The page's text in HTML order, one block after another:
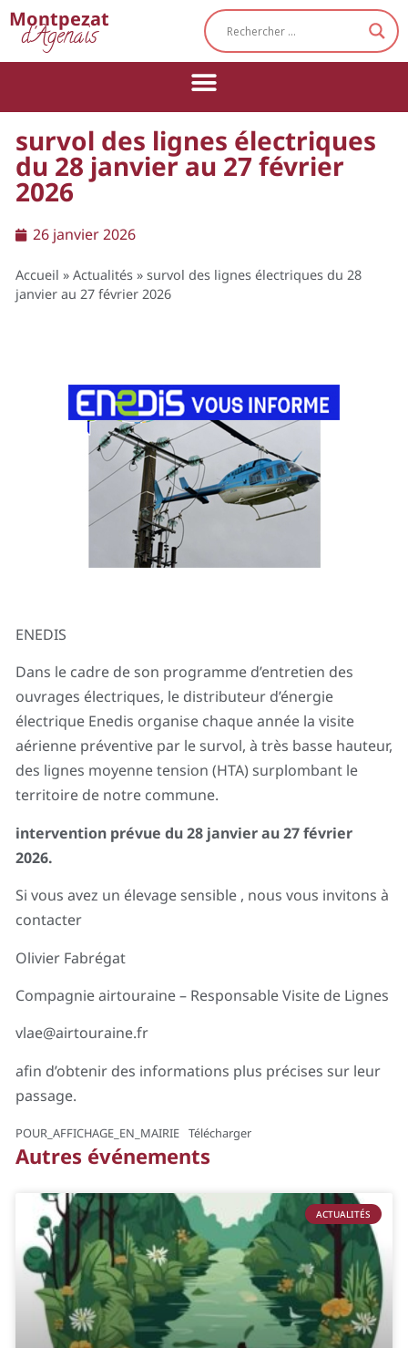
Montpezat
d'Agenais
survol des lignes électriques
du 28 janvier au 27 février
2026
26 janvier 2026
Accueil » Actualités » survol des lignes électriques du 28
janvier au 27 février 2026
ENEDIS
Dans le cadre de son programme d’entretien des
ouvrages électriques, le distributeur d’énergie
électrique Enedis organise chaque année la visite
aérienne préventive par le survol, à très basse hauteur,
des lignes moyenne tension (HTA) surplombant le
territoire de notre commune.
intervention prévue du 28 janvier au 27 février
2026.
Si vous avez un élevage sensible , nous vous invitons à
contacter
Olivier Fabrégat
Compagnie airtouraine – Responsable Visite de Lignes
vlae@airtouraine.fr
afin d’obtenir des informations plus précises sur leur
passage.
POUR_AFFICHAGE_EN_MAIRIE Télécharger
Autres événements
ACTUALITÉS
Cookies management panel